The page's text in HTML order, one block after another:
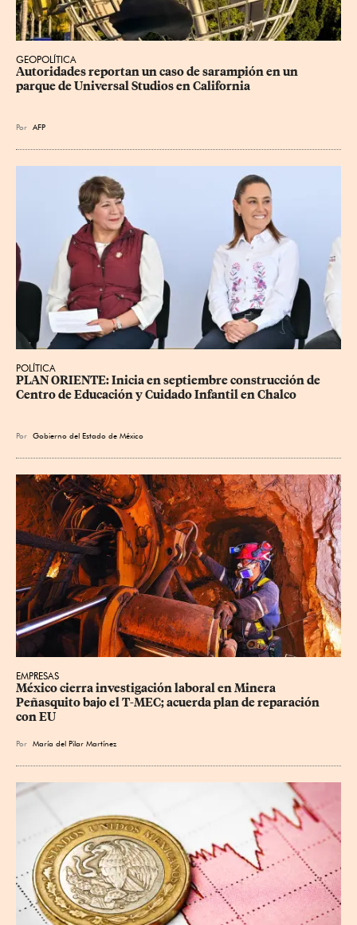
GEOPOLÍTICA
Autoridades reportan un caso de sarampión en un
parque de Universal Studios en California
Por AFP
POLÍTICA
PLAN ORIENTE: Inicia en septiembre construcción de
Centro de Educación y Cuidado Infantil en Chalco
Por Gobierno del Estado de México
EMPRESAS
México cierra investigación laboral en Minera
Peñasquito bajo el T-MEC; acuerda plan de reparación
con EU
Por María del Pilar Martínez